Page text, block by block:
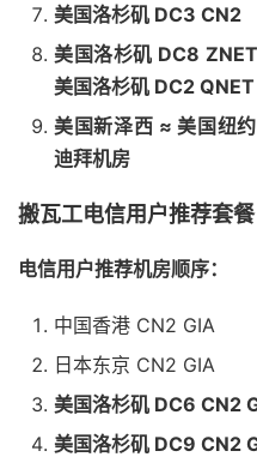
美国洛杉矶 DC3 CN2
美国洛杉矶 DC8
美国洛杉矶 DC2
美国新泽西 ≈ 美国纽
迪拜机房
搬瓦工电信用户推荐套餐
电信用户推荐机房顺序：
中国香港 CN2 GIA
日本东京 CN2 GIA
美国洛杉矶 DC6 CN2
美国洛杉矶 DC9 CN2